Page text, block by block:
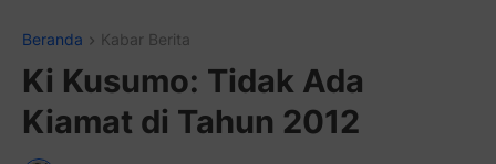
Beranda Kabar Berita
Ki Kusumo: Tidak Ada
Kiamat di Tahun 2012